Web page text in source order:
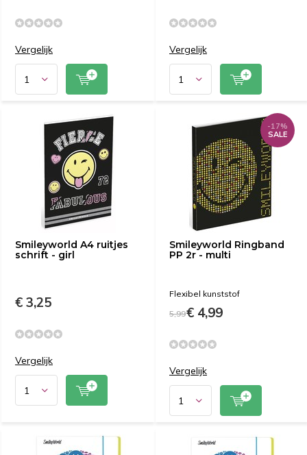
Vergelijk Vergelijk
Smileyworld A4 ruitjes
schrift - girl
€ 3,25
Vergelijk
Smileyworld Ringband
PP 2r - multi
-17%
SALE
Flexibel kunststof
5,99€ 4,99
Vergelijk